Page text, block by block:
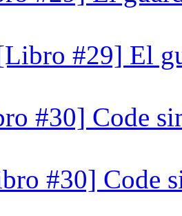
#29] El
#30] Code
#30] Code